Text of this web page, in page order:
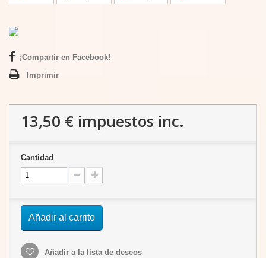
¡Compartir en Facebook!
Imprimir
13,50 € impuestos inc.
Cantidad
Añadir al carrito
Añadir a la lista de deseos